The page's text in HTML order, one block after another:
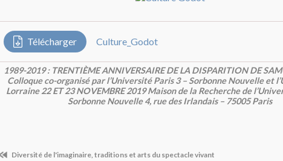
Télécharger Culture_Godot
1989-2019 : TRENTIÈME ANNIVERSAIRE DE LA DISPARITION DE
Colloque co-organisé par l’Université Paris 3 – Sorbonne Nouvelle et
Lorraine 22 ET 23 NOVEMBRE 2019 Maison de la Recherche de
Sorbonne Nouvelle 4, rue des Irlandais – 75005 Paris
Diversité de l'imaginaire, traditions et arts du spectacle vivant